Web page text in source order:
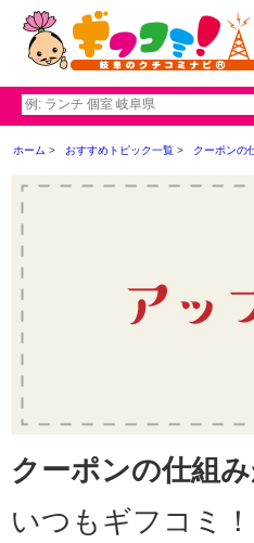
ホーム おすすめトピック一覧 クーポンの
クーポンの仕組
いつもギフコミ